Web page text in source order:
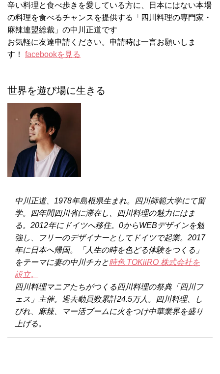
辛い料理と食べ歩きを愛している方に、日本にはない本場
の料理を食べるチャンスを提供する「四川料理の専門家・
麻辣連盟総裁」の中川正道です
お気軽に友達申請ください。申請時は一言お願いしま
す！ facebookを見る
世界を遊び場に生きる
中川正道、1978年島根県生まれ。四川師範大学にて留
学。四年間四川省に滞在し、四川料理の魅力にはま
る。2012年にドイツへ移住。0からWEBデザインを勉
強し、フリーのデザイナーとしてドイツで起業。2017
年に日本へ帰国。「人生の時を色どる体験をつくる」
をテーマに妻の中川チカと時色 TOKiiRO 株式会社を
設立。
四川料理マニアたちがつくる四川料理の祭典「四川フ
ェス」主催。過去動員数累計24.5万人。四川料理、し
びれ、麻辣、マー活ブームに火をつけ中華業界を盛り
上げる。